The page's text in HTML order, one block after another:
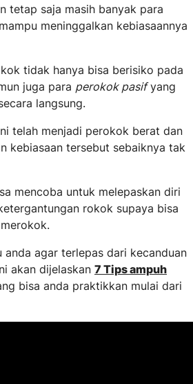
tetap saja masih banyak para
meninggalkan kebiasaannya
tidak hanya bisa berisiko pada
juga para perokok pasifyang
langsung.
telah menjadi perokok berat dan
kebiasaan tersebut sebaiknya tak
mencoba untuk melepaskan diri
rokok supaya bisa
anda agar terlepas dari kecanduan
akan dijelaskan 7 Tips ampuh
bisa anda praktikkan mulai dari